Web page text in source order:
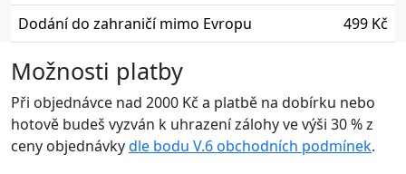
Dodání do zahraničí mimo Evropu
499 Kč
Možnosti platby
Při objednávce nad 2000 Kč a platbě na dobírku nebo
hotově budeš vyzván k uhrazení zálohy ve výši 30 % z
ceny objednávkydle bodu V.6 obchodních podmínek.